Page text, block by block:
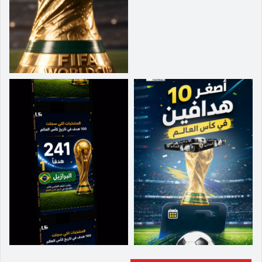
ومساعدة منتخبي وبلدي. من المهم بالنسبة لي أن
أكون هنا». أضاف لاعب وست هام يونايتد الإنجليزي
في تصريحاته، التي أبرزها الموقع الإلكتروني
للاتحاد الأفريقي لكرة القدم (كاف): «تنتابني مشاعر
مختلطة، بوصفي مهاجماً تريد أن يكون لأهدافك تأثير
على النتيجة. لقد ارتكبنا بعض الأخطاء، لكن يتعين
علينا الآن للعودة إلى العمل، ونفوز بالمباراة التالية،
ونرى ما سيحدث». وفي ختام حديثه، يرى قدوس أن
منتخب غانا حافظ على حظوظه كاملة في التأهل
للدور القادم، بعد حصده نقطة التعادل أمام المنتخب
المصري، حيث قال: «إننا لم نمت، الهدف يبقى كما
هو، العودة بالكأس إلى الوطن». وكان المنتخب
الغاني قد أنهى الشوط الأول بهدف نظيف حمل
قدوس، قبل أن يتعادل عمر مرموش لمنتخب مصر
في الشوط الثاني، غير أن قدوس أعاد التقدم
مجدداً بتسجيله الهدف الثاني، لكن منتخب
أدرك التعادل مرة أخرى بواسطة مصطفى محمد.
وبات يتعين على منتخب غانا، الذي توج باللقب أعوام